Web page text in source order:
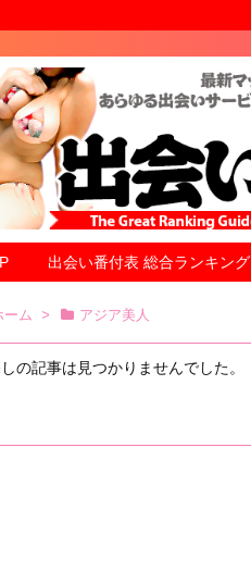
出会い番付表 総合ランキング
ーム > アジア美人
の記事は見つかりませんでした。